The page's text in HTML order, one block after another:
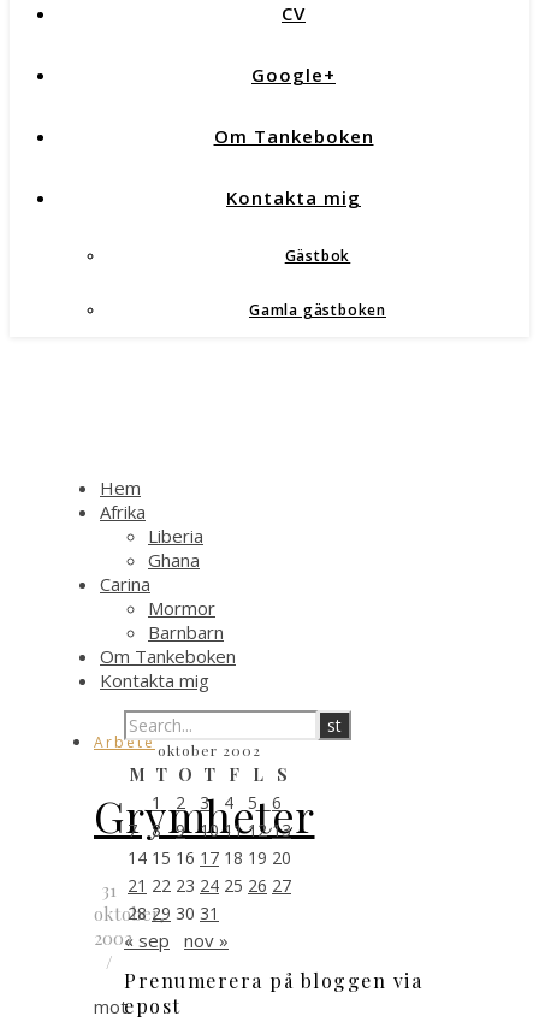
CV
Google+
Om Tankeboken
Kontakta mig
Gästbok
Gamla gästboken
Hem
Afrika
Liberia
Ghana
Carina
Mormor
Barnbarn
Om Tankeboken
Kontakta mig
Arbete
Grymheter
31
oktober,
2002
/
mot
oktober 2002
M T O T F L
S
1
2 3 4 5
6
7
8 9 10 11 12 13
14 15 16 17 18 19 20
21 22 23 24 25 26 27
28 29 30 31
« sep nov »
Prenumerera på bloggen via
epost